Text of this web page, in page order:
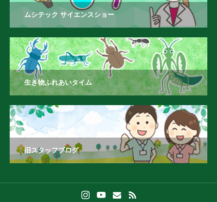
ムシテック サイエンスショー
生き物ふれあいタイム
旧スタッフブログ